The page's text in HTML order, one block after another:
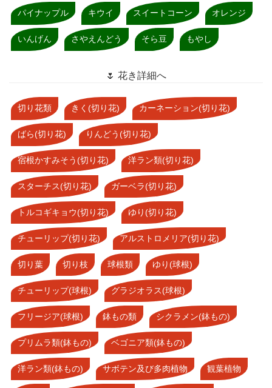
パイナップル キウイ スイートコーン オレンジ
いんげん さやえんどう そら豆 もやし
🌷 花き詳細へ
切り花類 きく(切り花) カーネーション(切り花)
ばら(切り花) りんどう(切り花)
宿根かすみそう(切り花) 洋ラン類(切り花)
スターチス(切り花) ガーベラ(切り花)
トルコギキョウ(切り花) ゆり(切り花)
チューリップ(切り花) アルストロメリア(切り花)
切り葉 切り枝 球根類 ゆり(球根)
チューリップ(球根) グラジオラス(球根)
フリージア(球根) 鉢もの類 シクラメン(鉢もの)
プリムラ類(鉢もの) ベゴニア類(鉢もの)
洋ラン類(鉢もの) サボテン及び多肉植物 観葉植物